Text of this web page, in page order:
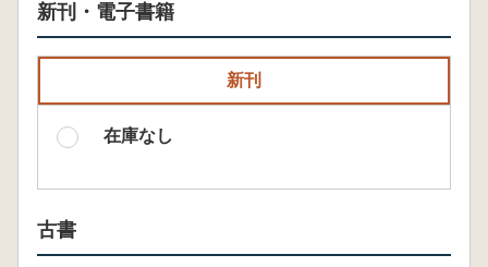
新刊・電子書籍
新刊
在庫なし
古書